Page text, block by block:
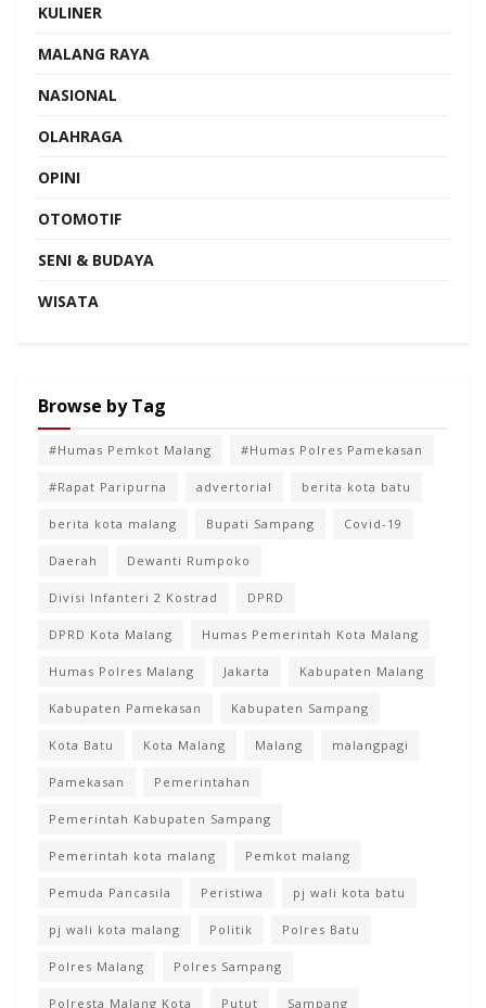
KULINER
MALANG RAYA
NASIONAL
OLAHRAGA
OPINI
OTOMOTIF
SENI & BUDAYA
WISATA
Browse by Tag
#Humas Pemkot Malang #Humas Polres Pamekasan
#Rapat Paripurna advertorial berita kota batu
berita kota malang Bupati Sampang Covid-19
Daerah Dewanti Rumpoko
Divisi Infanteri 2 Kostrad DPRD
DPRD Kota Malang Humas Pemerintah Kota Malang
Humas Polres Malang Jakarta Kabupaten Malang
Kabupaten Pamekasan Kabupaten Sampang
Kota Batu Kota Malang Malang malangpagi
Pamekasan Pemerintahan
Pemerintah Kabupaten Sampang
Pemerintah kota malang Pemkot malang
Pemuda Pancasila Peristiwa pj wali kota batu
pj wali kota malang Politik Polres Batu
Polres Malang Polres Sampang
Polresta Malang Kota Putut Sampang